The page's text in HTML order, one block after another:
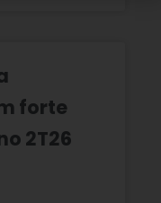
forte
2T26